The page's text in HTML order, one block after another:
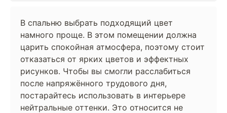
В спальню выбрать подходящий цвет
намного проще. В этом помещении должна
царить спокойная атмосфера, поэтому стоит
отказаться от ярких цветов и эффектных
рисунков. Чтобы вы смогли расслабиться
после напряжённого трудового дня,
постарайтесь использовать в интерьере
нейтральные оттенки. Это относится не